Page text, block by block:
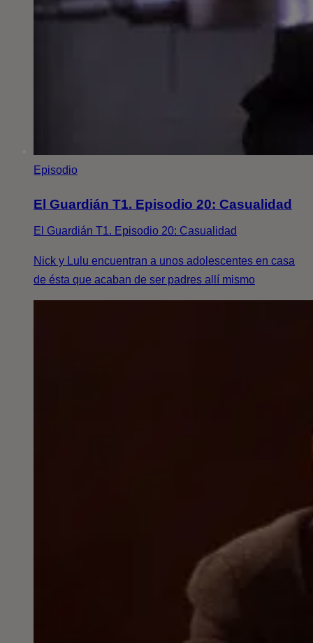
Episodio
El Guardián T1. Episodio 20: Casualidad
El Guardián T1. Episodio 20: Casualidad
Nick y Lulu encuentran a unos adolescentes en casa
de ésta que acaban de ser padres allí mismo